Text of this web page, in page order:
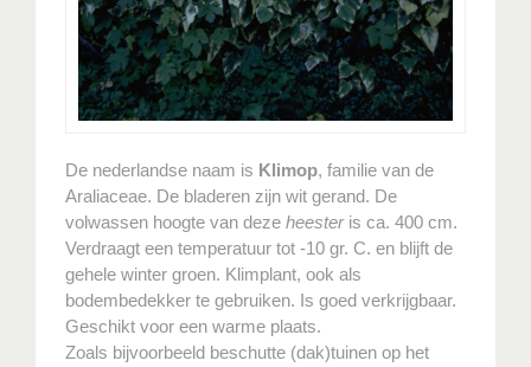
De nederlandse naam is Klimop, familie van de
Araliaceae. De bladeren zijn wit gerand. De
volwassen hoogte van deze heesteris ca. 400 cm.
Verdraagt een temperatuur tot -10 gr. C. en blijft de
gehele winter groen. Klimplant, ook als
bodembedekker te gebruiken. Is goed verkrijgbaar.
Geschikt voor een warme plaats.
Zoals bijvoorbeeld beschutte (dak)tuinen op het